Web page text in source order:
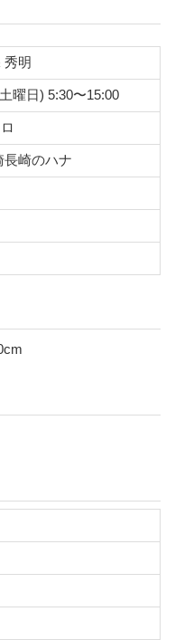
秀明
曜日) 5:30〜15:00
長崎のハナ